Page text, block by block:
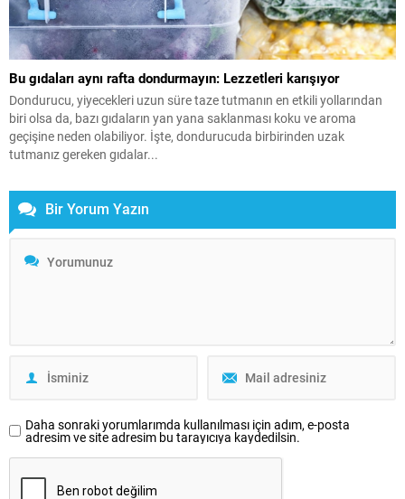
Bu gıdaları aynı rafta dondurmayın: Lezzetleri karışıyor
Dondurucu, yiyecekleri uzun süre taze tutmanın en etkili yollarından
biri olsa da, bazı gıdaların yan yana saklanması koku ve aroma
geçişine neden olabiliyor. İşte, dondurucuda birbirinden uzak
tutmanız gereken gıdalar...
Bir Yorum Yazın
Daha sonraki yorumlarımda kullanılması için adım, e-posta
adresim ve site adresim bu tarayıcıya kaydedilsin.